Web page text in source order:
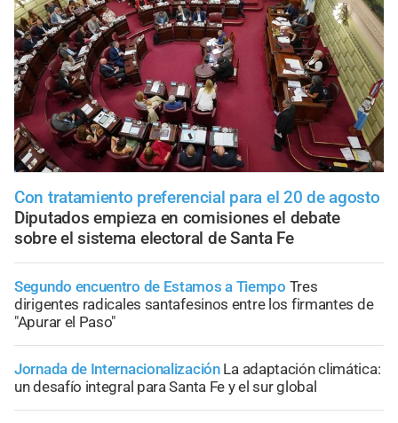
Con tratamiento preferencial para el 20 de agosto
Diputados empieza en comisiones el debate
sobre el sistema electoral de Santa Fe
Segundo encuentro de Estamos a Tiempo Tres
dirigentes radicales santafesinos entre los firmantes de
"Apurar el Paso"
Jornada de Internacionalización La adaptación climática:
un desafío integral para Santa Fe y el sur global